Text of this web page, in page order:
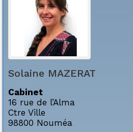
Solaine MAZERAT
Cabinet
16 rue de l’Alma
Ctre Ville
98800 Nouméa